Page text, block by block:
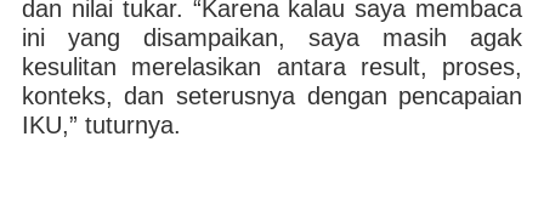
dan nilai tukar. “Karena kalau saya membaca
ini yang disampaikan, saya masih agak
kesulitan merelasikan antara result, proses,
konteks, dan seterusnya dengan pencapaian
IKU,” tuturnya.